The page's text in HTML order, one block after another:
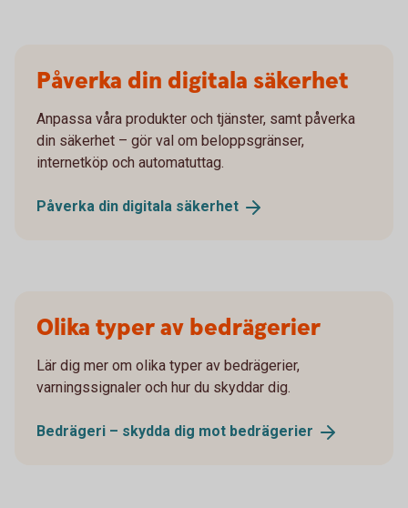
Påverka din digitala säkerhet
Anpassa våra produkter och tjänster, samt påverka
din säkerhet – gör val om beloppsgränser,
internetköp och automatuttag.
Påverka din digitala säkerhet
Olika typer av bedrägerier
Lär dig mer om olika typer av bedrägerier,
varningssignaler och hur du skyddar dig.
Bedrägeri – skydda dig mot bedrägerier